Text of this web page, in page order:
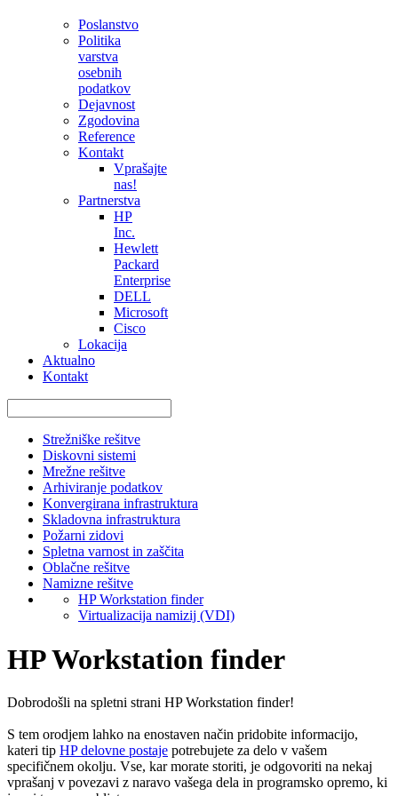
Poslanstvo
Politika
varstva
osebnih
podatkov
Dejavnost
Zgodovina
Reference
Kontakt
Vprašajte
nas!
Partnerstva
HP
Inc.
Hewlett
Packard
Enterprise
DELL
Microsoft
Cisco
Lokacija
Aktualno
Kontakt
Strežniške rešitve
Diskovni sistemi
Mrežne rešitve
Arhiviranje podatkov
Konvergirana infrastruktura
Skladovna infrastruktura
Požarni zidovi
Spletna varnost in zaščita
Oblačne rešitve
Namizne rešitve
HP Workstation finder
Virtualizacija namizij (VDI)
HP Workstation finder
Dobrodošli na spletni strani HP Workstation finder!
S tem orodjem lahko na enostaven način pridobite informacijo,
kateri tip HP delovne postaje potrebujete za delo v vašem
specifičnem okolju. Vse, kar morate storiti, je odgovoriti na nekaj
vprašanj v povezavi z naravo vašega dela in programsko opremo, ki